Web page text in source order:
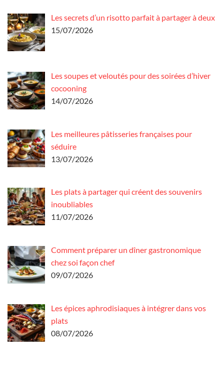
Les secrets d’un risotto parfait à partager à deux
15/07/2026
Les soupes et veloutés pour des soirées d’hiver
cocooning
14/07/2026
Les meilleures pâtisseries françaises pour
séduire
13/07/2026
Les plats à partager qui créent des souvenirs
inoubliables
11/07/2026
Comment préparer un dîner gastronomique
chez soi façon chef
09/07/2026
Les épices aphrodisiaques à intégrer dans vos
plats
08/07/2026